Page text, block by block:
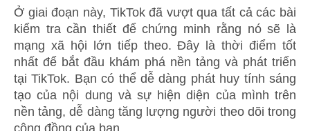
Ở giai đoạn này, TikTok đã vượt qua tất cả các bài
kiểm tra cần thiết để chứng minh rằng nó sẽ là
mạng xã hội lớn tiếp theo. Đây là thời điểm tốt
nhất để bắt đầu khám phá nền tảng và phát triển
tại TikTok. Bạn có thể dễ dàng phát huy tính sáng
tạo của nội dung và sự hiện diện của mình trên
nền tảng, dễ dàng tăng lượng người theo dõi trong
cộng đồng của bạn.